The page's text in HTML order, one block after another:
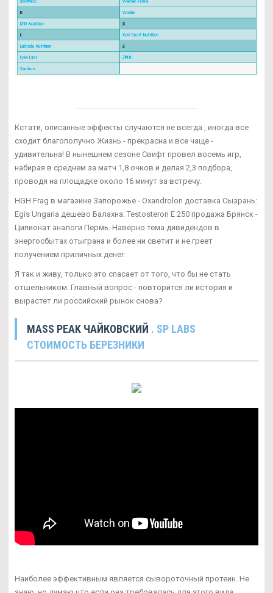
Кстати, описанные эффекты случаются не всегда , иногда все
сходит благополучно Жизнь - прекрасна и все чаще -
удивительна! В нынешнем сезоне Свифт провел восемь игр,
набирая в среднем за матч 1,8 очков и делая 2,3 подбора,
проводя на площадке около 16 минут за встречу.
HGH Frag в магазине Запорожье - Oxandrolon доставка Сызрань:
Egis Ungaria дешево Балахна. Testosteron E 250 продажа Брянск -
Ципионат аналоги Пермь. Наверно тема дивидендов в
энергосбытах отыграна и более ни светит и не греет
получением приличных денег.
Я так и живу, только это спасает от того, что бы не стать
отшельником. Главный вопрос - повторится ли история и
вырастет ли российский рынок снова?
MASS PEAK ЧАЙКОВСКИЙ . SP LABS
СТОИМОСТЬ БЕРЕЗНИКИ
Наиболее эффективным является сывороточный протеин. Не